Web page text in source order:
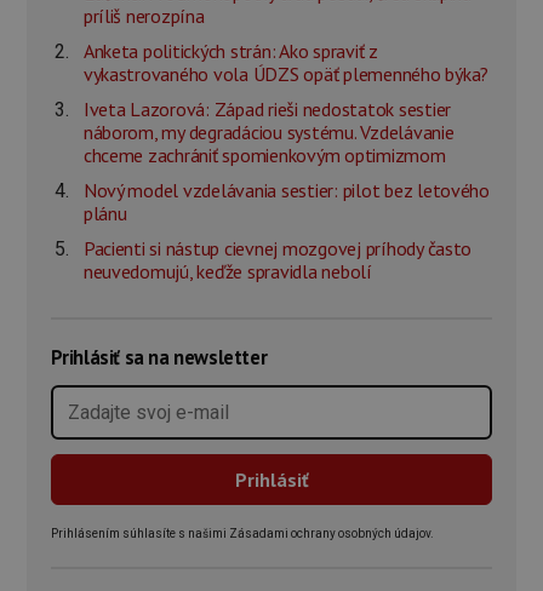
príliš nerozpína
Anketa politických strán: Ako spraviť z
vykastrovaného vola ÚDZS opäť plemenného býka?
Iveta Lazorová: Západ rieši nedostatok sestier
náborom, my degradáciou systému. Vzdelávanie
chceme zachrániť spomienkovým optimizmom
Nový model vzdelávania sestier: pilot bez letového
plánu
Pacienti si nástup cievnej mozgovej príhody často
neuvedomujú, keďže spravidla nebolí
Prihlásiť sa na newsletter
Prihlásením súhlasíte s našimi Zásadami ochrany osobných údajov.